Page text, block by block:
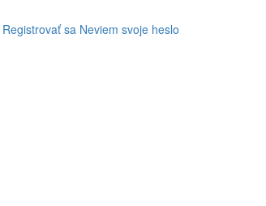
Registrovať sa Neviem svoje heslo